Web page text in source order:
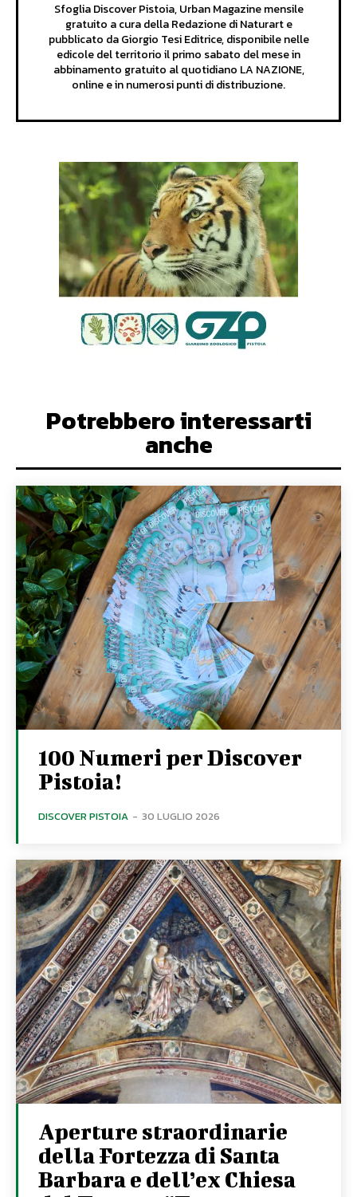
Sfoglia Discover Pistoia, Urban Magazine mensile
gratuito a cura della Redazione di Naturart e
pubblicato da Giorgio Tesi Editrice, disponibile nelle
edicole del territorio il primo sabato del mese in
abbinamento gratuito al quotidiano LA NAZIONE,
online e in numerosi punti di distribuzione.
Potrebbero interessarti
anche
100 Numeri per Discover
Pistoia!
DISCOVER PISTOIA - 30 LUGLIO 2026
Aperture straordinarie
della Fortezza di Santa
Barbara e dell’ex Chiesa